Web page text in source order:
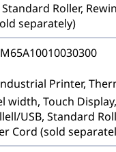
Roller,
separately)
Printer,
width, Touch Display,
USB, Standard
Cord (sold